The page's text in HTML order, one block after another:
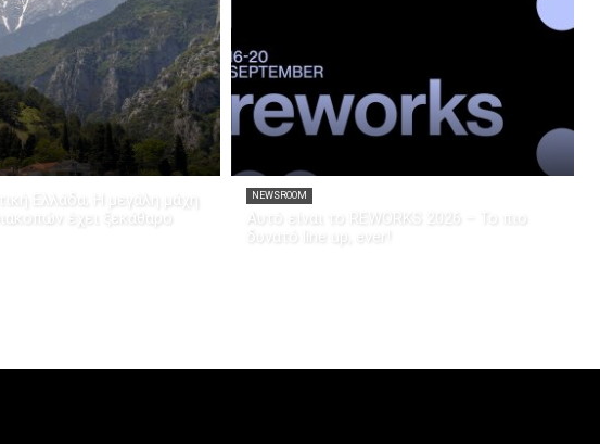
Ελλάδα; Η μεγάλη μάχη
έχει ξεκάθαρο
NEWSROOM
Αυτό είναι το REWORKS 2026 – Το πιο
δυνατό line up, ever!